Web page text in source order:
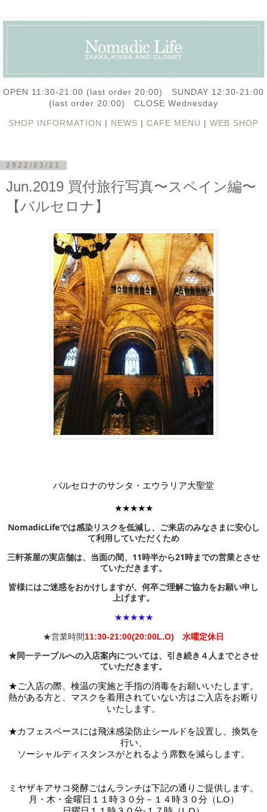
OPEN 11:30-21:00 (last order 20:00) SUNDAY 12:30-21:00
(last order 20:00) CLOSE Wednesday
SHOP INFORMATION | NEWS | CAFE MENU | WEB SHOP
2022/03/21
Jun.2019 買付旅行写真〜スペイン編〜
【バルセロナ】
バルセロナのサンタ・エウラリア大聖堂
★★★★★
NomadicLifeでは感染リスクを低減し、ご来店のみなさまに安心し
て利用していただくため
三軒茶屋の実店舗は、当面の間、11時半から21時までの営業とさせ
ていただきます。
皆様にはご迷惑をおかけしますが、何卒ご理解ご協力をお願い申し
上げます。
★★★★★
★営業時間11:30-21:00(20:00L.O) 水曜定休日
★同一テーブルへの入店案内については、引き続き４人までとさせ
ていただきます。
★ご入店の際、検温の実施と手指の消毒をお願いいたします。
熱がある方と、マスクを着用されていない方はご入店をお断り
いたします。
★カフェスペースには飛沫感染防止シールドを設置し、換気を
行い、
ソーシャルディスタンスがとれるよう席数を減らします。
ミヤザキアサコ発酵ごはんランチは下記の通りご提供します。
月・木・金曜日１１時３０分－１４時３０分（L.O）